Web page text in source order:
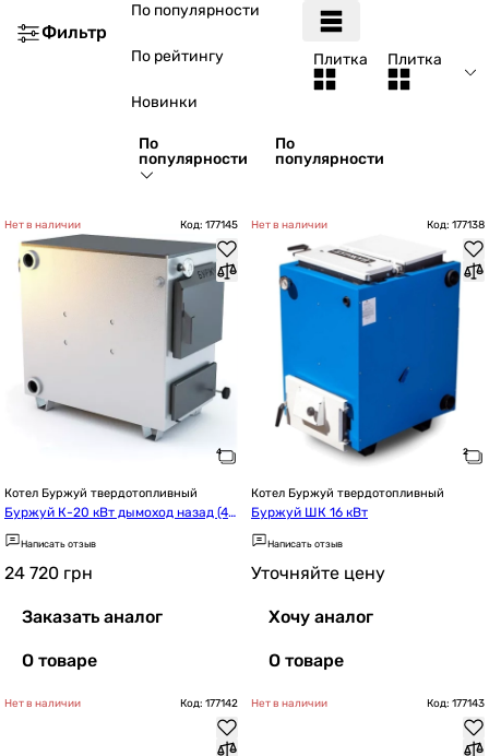
Фильтр
По популярности
По рейтингу
Новинки
По
популярности
По
популярности
Плитка Плитка
Нет в наличии Код: 177145
Котел Буржуй твердотопливный
Буржуй К-20 кВт дымоход назад (4
мм)
Написать отзыв
24 720 грн
Заказать аналог
О товаре
Нет в наличии Код: 177138
Котел Буржуй твердотопливный
Буржуй ШК 16 кВт
Написать отзыв
Уточняйте цену
Хочу аналог
О товаре
Нет в наличии Код: 177142 Нет в наличии Код: 177143